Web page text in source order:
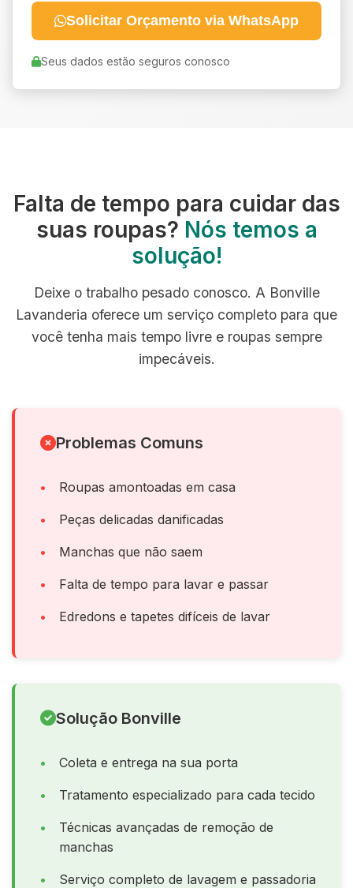
Solicitar Orçamento via WhatsApp
Seus dados estão seguros conosco
Falta de tempo para cuidar das
suas roupas? Nós temos a
solução!
Deixe o trabalho pesado conosco. A Bonville
Lavanderia oferece um serviço completo para que
você tenha mais tempo livre e roupas sempre
impecáveis.
Problemas Comuns
Roupas amontoadas em casa
Peças delicadas danificadas
Manchas que não saem
Falta de tempo para lavar e passar
Edredons e tapetes difíceis de lavar
Solução Bonville
Coleta e entrega na sua porta
Tratamento especializado para cada tecido
Técnicas avançadas de remoção de
manchas
Serviço completo de lavagem e passadoria